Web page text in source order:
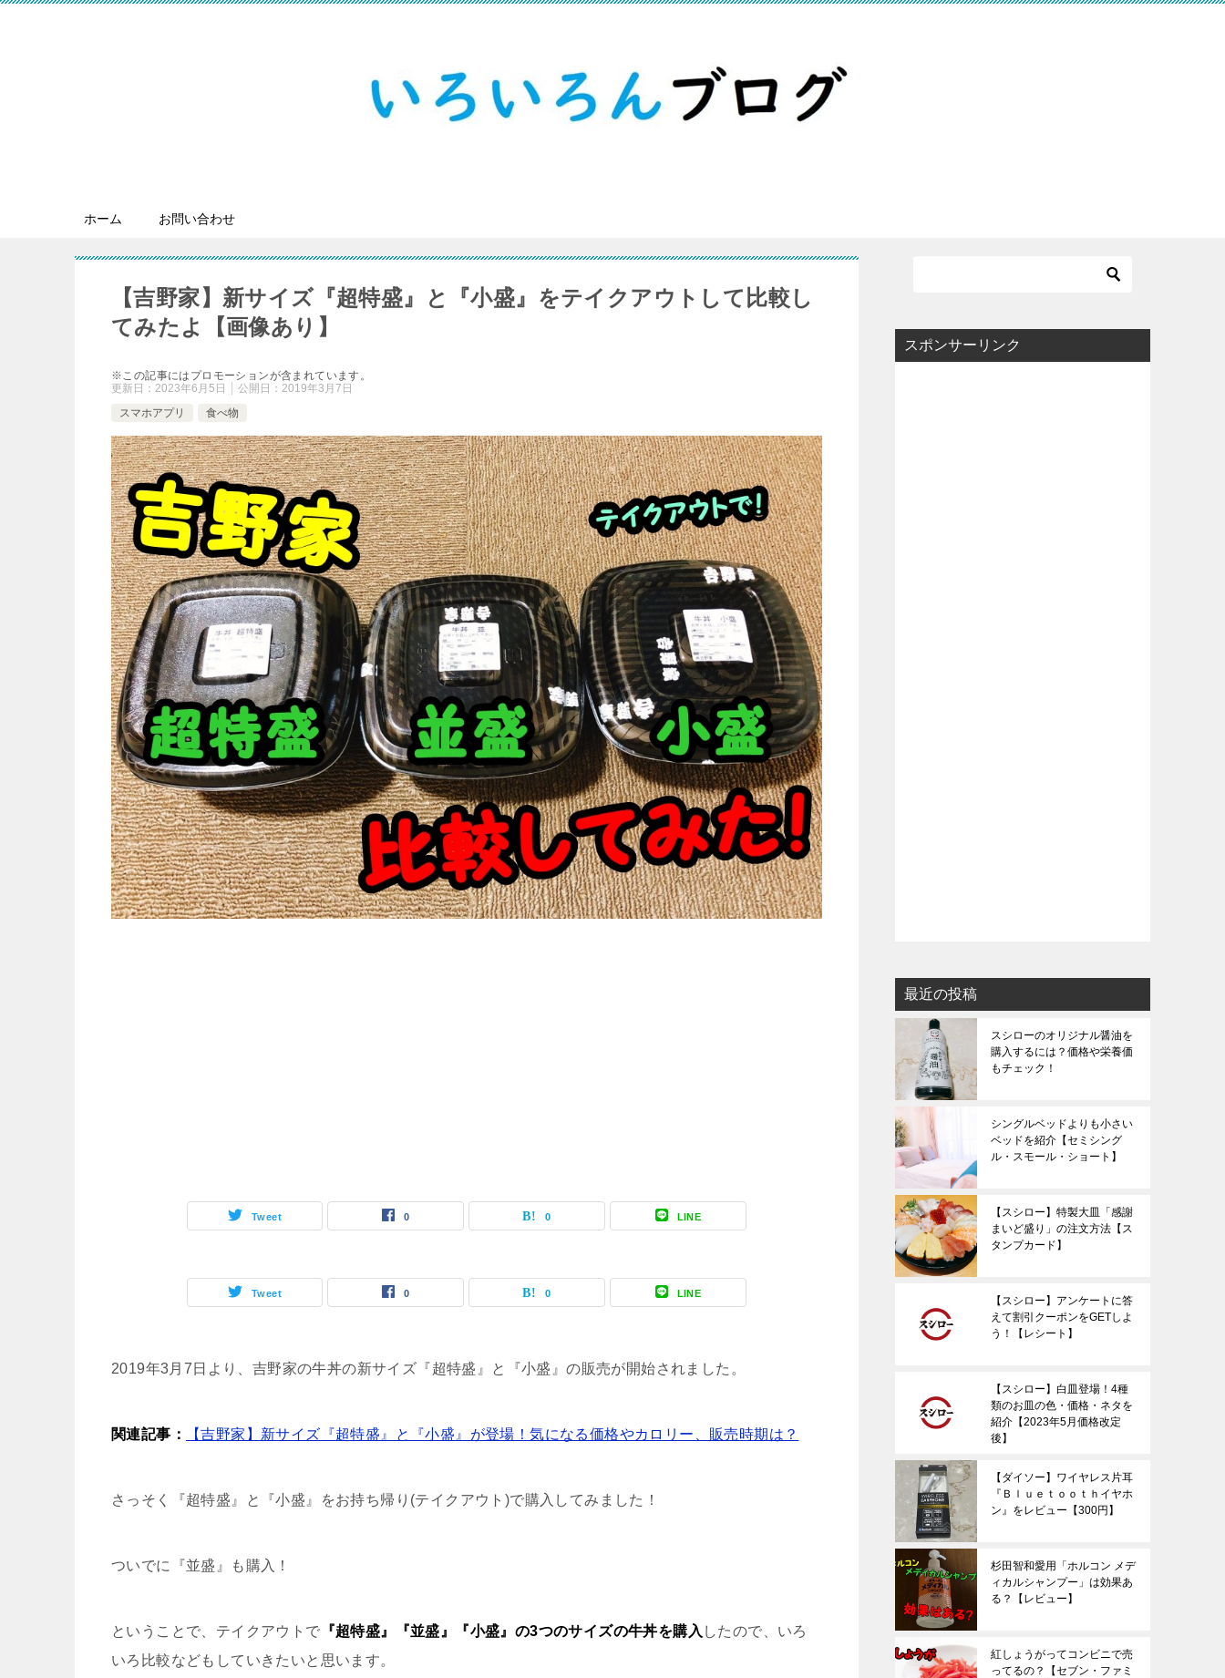
ホーム お問い合わせ
【吉野家】新サイズ『超特盛』と『小盛』をテイクアウトして比較し
てみたよ【画像あり】
※この記事にはプロモーションが含まれています。
更新日： 2023年6月5日 公開日： 2019年3月7日
スマホアプリ
食べ物
Tweet 0 0 LINE
Tweet 0 0 LINE
2019年3月7日より、吉野家の牛丼の新サイズ『超特盛』と『小盛』の販売が開始されました。
関連記事： 【吉野家】新サイズ『超特盛』と『小盛』が登場！気になる価格やカロリー、販売時期は？
さっそく『超特盛』と『小盛』をお持ち帰り(テイクアウト)で購入してみました！
ついでに『並盛』も購入！
ということで、テイクアウトで 『超特盛』『並盛』『小盛』の3つのサイズの牛丼を購入 したので、いろ
いろ比較などもしていきたいと思います。
スポンサーリンク
最近の投稿
スシローのオリジナル醤油を
購入するには？価格や栄養価
もチェック！
シングルベッドよりも小さい
ベッドを紹介【セミシング
ル・スモール・ショート】
【スシロー】特製大皿「感謝
まいど盛り」の注文方法【ス
タンプカード】
【スシロー】アンケートに答
えて割引クーポンをGETしよ
う！【レシート】
【スシロー】白皿登場！4種
類のお皿の色・価格・ネタを
紹介【2023年5月価格改定
後】
【ダイソー】ワイヤレス片耳
『Ｂｌｕｅｔｏｏｔｈイヤホ
ン』をレビュー【300円】
杉田智和愛用「ホルコン メデ
ィカルシャンプー」は効果あ
る？【レビュー】
紅しょうがってコンビニで売
ってるの？【セブン・ファミ